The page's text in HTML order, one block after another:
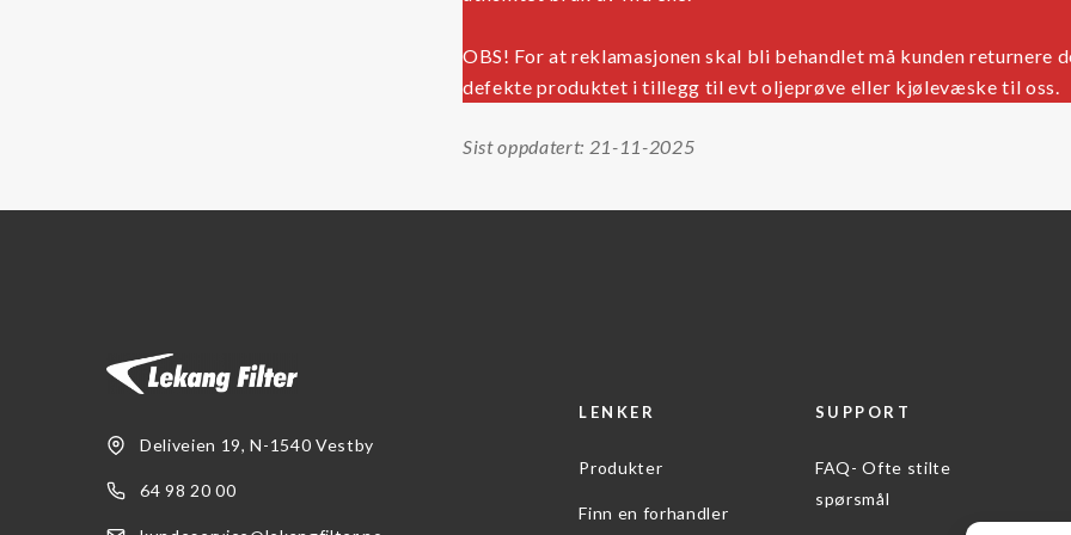
OBS! For at reklamasjonen skal bli behandlet må kunden returnere
defekte produktet i tillegg til evt oljeprøve eller kjølevæske til oss.
Sist oppdatert: 21-11-2025
Deliveien 19, N-1540 Vestby
64 98 20 00
LENKER
Produkter
Finn en forhandler
SUPPORT
FAQ- Ofte stilte
spørsmål